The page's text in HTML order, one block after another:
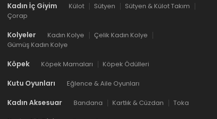
Kadın İç Giyim Külot Sütyen
Sütyen & Külot Takım
Çorap
Kolyeler Kadın Kolye
Çelik Kadın Kolye
Gümüş Kadın Kolye
Köpek Köpek Mamaları Köpek Ödülleri
Kutu Oyunları Eğlence & Aile Oyunları
Kadın Aksesuar Bandana Kartlık & Cüzdan Toka